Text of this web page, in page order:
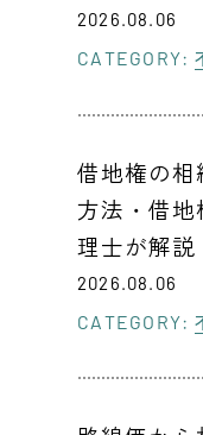
2026.08.06
CATEGORY:
借地権の相
方法・借
理士が解説
2026.08.06
CATEGORY: